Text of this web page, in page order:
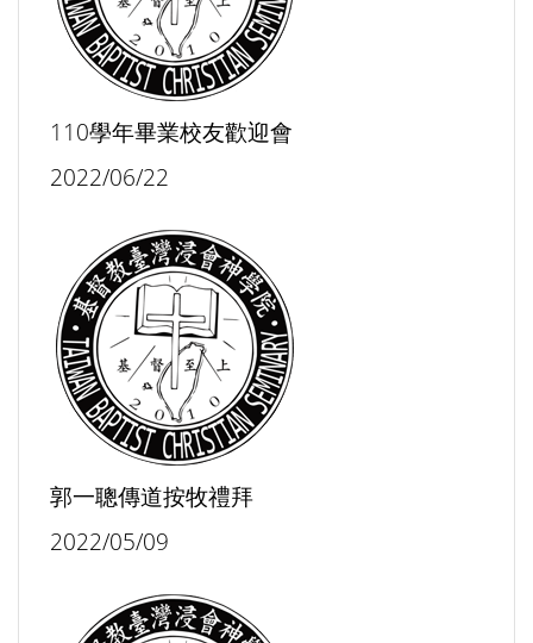
110學年畢業校友歡迎會
2022/06/22
郭一聰傳道按牧禮拜
2022/05/09